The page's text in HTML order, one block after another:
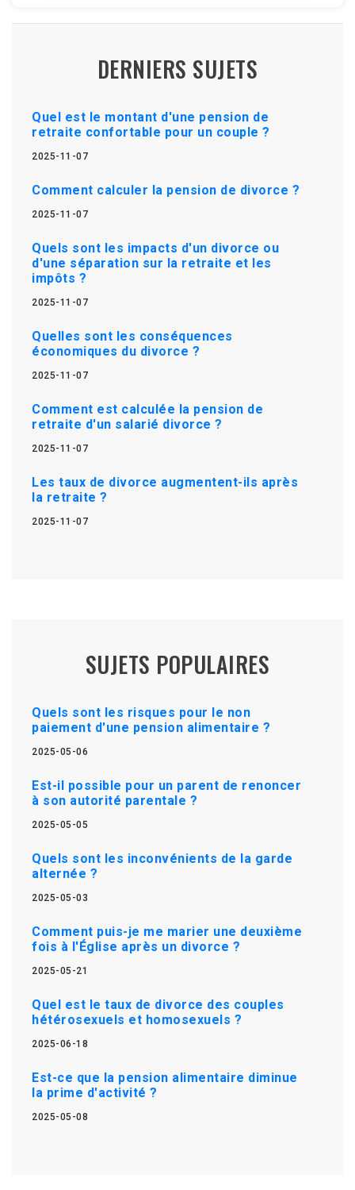
DERNIERS SUJETS
Quel est le montant d'une pension de
retraite confortable pour un couple ?
2025-11-07
Comment calculer la pension de divorce ?
2025-11-07
Quels sont les impacts d'un divorce ou
d'une séparation sur la retraite et les
impôts ?
2025-11-07
Quelles sont les conséquences
économiques du divorce ?
2025-11-07
Comment est calculée la pension de
retraite d'un salarié divorce ?
2025-11-07
Les taux de divorce augmentent-ils après
la retraite ?
2025-11-07
SUJETS POPULAIRES
Quels sont les risques pour le non
paiement d'une pension alimentaire ?
2025-05-06
Est-il possible pour un parent de renoncer
à son autorité parentale ?
2025-05-05
Quels sont les inconvénients de la garde
alternée ?
2025-05-03
Comment puis-je me marier une deuxième
fois à l'Église après un divorce ?
2025-05-21
Quel est le taux de divorce des couples
hétérosexuels et homosexuels ?
2025-06-18
Est-ce que la pension alimentaire diminue
la prime d'activité ?
2025-05-08